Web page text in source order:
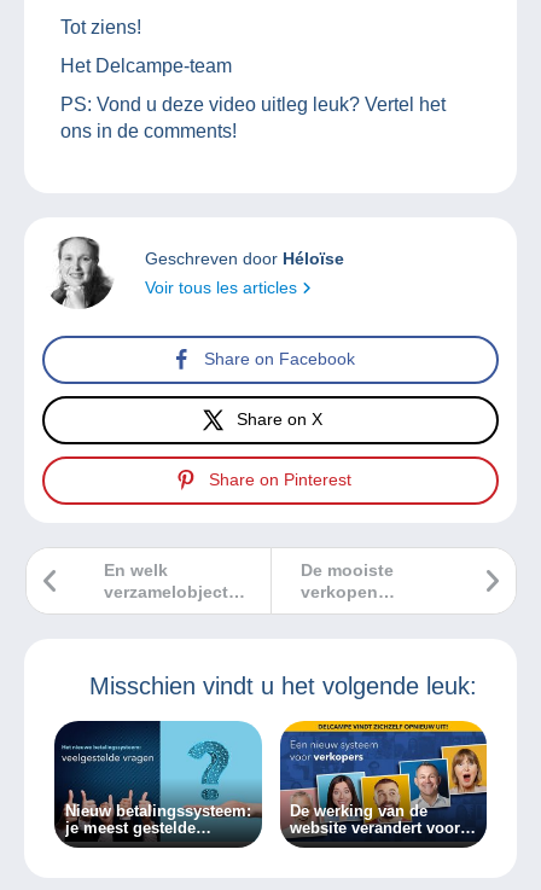
Tot ziens!
Het Delcampe-team
PS: Vond u deze video uitleg leuk? Vertel het
ons in de comments!
Geschreven door Héloïse
Voir tous les articles
Share on Facebook
Share on X
Share on Pinterest
De mooiste
verkopen
Delcampe
En welk
verzamelobject
geef jij voor de
Misschien vindt u het volgende leuk:
Nieuw betalingssysteem:
je meest gestelde
vragen.
De werking van de
website verandert voor
verkopers op Delcampe!